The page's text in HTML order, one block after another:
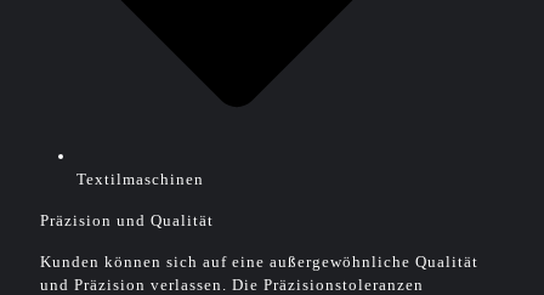
Textilmaschinen
Präzision und Qualität
Kunden können sich auf eine außergewöhnliche Qualität
und Präzision verlassen. Die Präzisionstoleranzen